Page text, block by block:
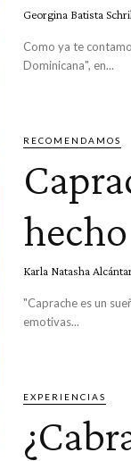
Georgina Batista
Como ya te
Dominicana", en...
RECOMENDAMOS
Karla Natasha
"Caprache es un
emotivas...
EXPERIENCIAS